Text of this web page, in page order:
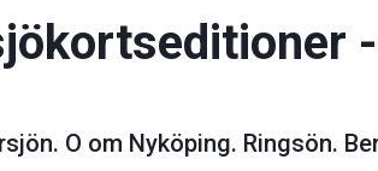
O om Nyköping. Ringsön.